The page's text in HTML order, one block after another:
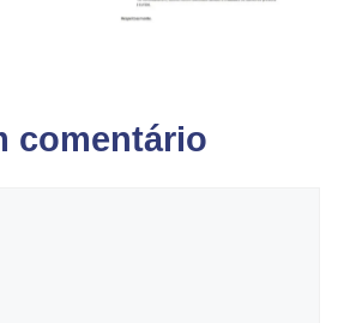
comentário